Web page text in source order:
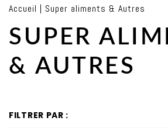
Accueil | Super aliments & Autres
SUPER
& AUTRES
FILTRER PAR :